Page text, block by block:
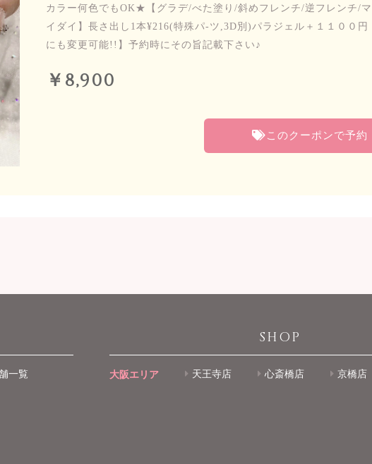
カラー何色でもOK★【グラデ/べた塗り/斜めフレンチ/逆フレンチ/
イダイ】長さ出し1本¥216(特殊パ-ツ,3D別)パラジェル＋１１００円
にも変更可能!!】予約時にその旨記載下さい♪
￥8,900
このクーポンで予約
一覧
SHOP
大阪エリア 天王寺店 心斎橋店 京橋店